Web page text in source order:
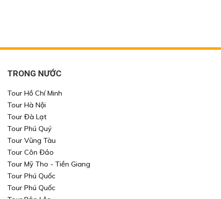
TRONG NƯỚC
Tour Hồ Chí Minh
Tour Hà Nội
Tour Đà Lạt
Tour Phú Quý
Tour Vũng Tàu
Tour Côn Đảo
Tour Mỹ Tho - Tiền Giang
Tour Phú Quốc
Tour Phú Quốc